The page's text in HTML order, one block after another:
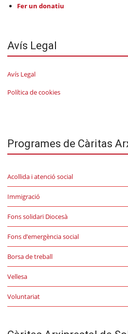
Fer un donatiu
Avís Legal
Avís Legal
Política de cookies
Programes de Càritas
Acollida i atenció social
Immigració
Fons solidari Diocesà
Fons d’emergència social
Borsa de treball
Vellesa
Voluntariat